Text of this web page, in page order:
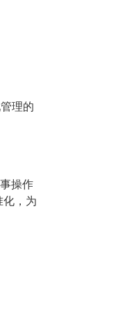
理的
操作
化，为